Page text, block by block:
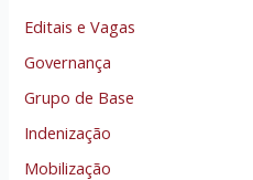
Editais e Vagas
Governança
Grupo de Base
Indenização
Mobilização